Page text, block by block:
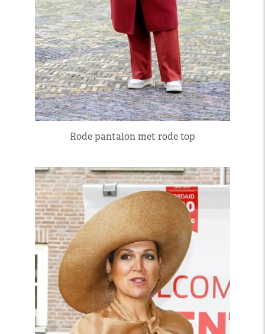
Rode pantalon met rode top